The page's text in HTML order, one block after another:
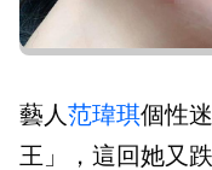
藝人范瑋琪個性
王」，這回她又